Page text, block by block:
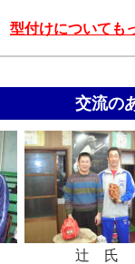
型付けについても
交流の
辻 氏